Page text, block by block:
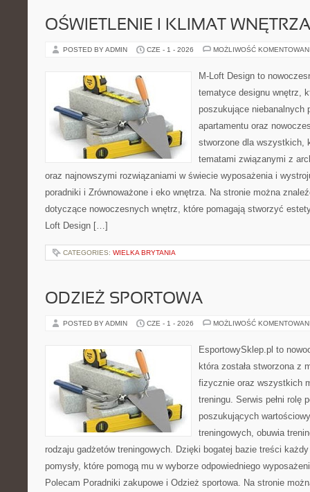
OŚWIETLENIE I KLIMAT WNĘTRZA
POSTED BY ADMIN CZE - 1 - 2026 MOŻLIWOŚĆ
M-Loft Design to
tematyce designu wnętrz,
poszukujące niebanalnych
apartamentu oraz
stworzone dla wszystkich,
tematami związanymi z
oraz najnowszymi rozwiązaniami w świecie wyposażenia i
poradniki i Zrównoważone i eko wnętrza. Na stronie można
dotyczące nowoczesnych wnętrz, które pomagają stworzyć
Loft Design […]
CATEGORIES: WIELKA BRYTANIA
ODZIEŻ SPORTOWA
POSTED BY ADMIN CZE - 1 - 2026 MOŻLIWOŚĆ
EsportowySklep.pl to
która została stworzona z
fizycznie oraz wszystkich
treningu. Serwis pełni rolę
poszukujących
treningowych, obuwia
rodzaju gadżetów treningowych. Dzięki bogatej bazie treści
pomysły, które pomogą mu w wyborze odpowiedniego
Polecam Poradniki zakupowe i Odzież sportowa. Na stronie